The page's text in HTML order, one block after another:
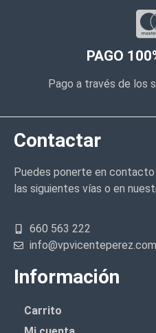
PAGO
Pago a través de los
Contactar
Puedes ponerte en
las siguientes vías o en
660 563 222
info@vpvicenteperez.com
Información
Carrito